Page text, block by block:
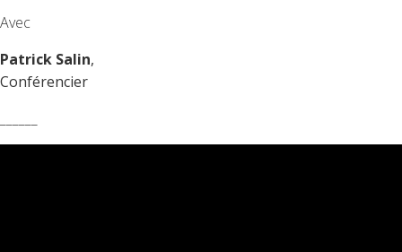
Avec
Patrick Salin,
Conférencier